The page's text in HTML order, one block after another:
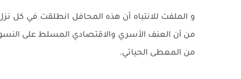
و الملفت للانتباه أن هذه المحافل انطلقت في كل
من أن العنف الأسري والاقتصادي المسلط على
من المعطى الحياتي.